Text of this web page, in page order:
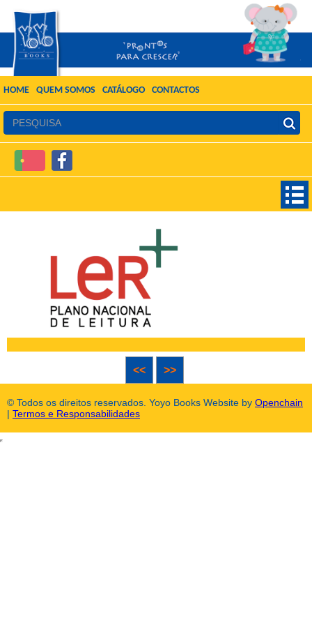
HOME QUEM SOMOS CATÁLOGO CONTACTOS
<< >>
© Todos os direitos reservados. Yoyo Books Website by Openchain
| Termos e Responsabilidades